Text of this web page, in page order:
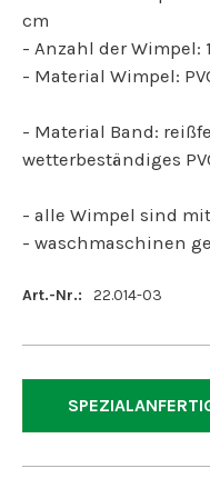
cm
- Anzahl der Wimpel:
- Material Wimpel:
- Material Band:
wetterbeständiges
- alle Wimpel sind
- waschmaschinen
Art.-Nr.: 22.014-03